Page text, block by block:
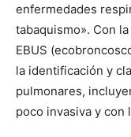
enfermedades
tabaquismo». Con
EBUS
la identificación y
pulmonares,
poco invasiva y con